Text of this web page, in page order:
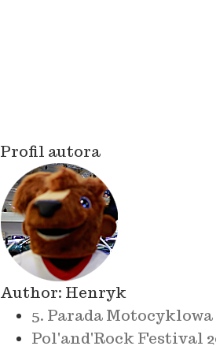
Profil autora
Author: Henryk
5. Parada
Pol'and'Rock Festival